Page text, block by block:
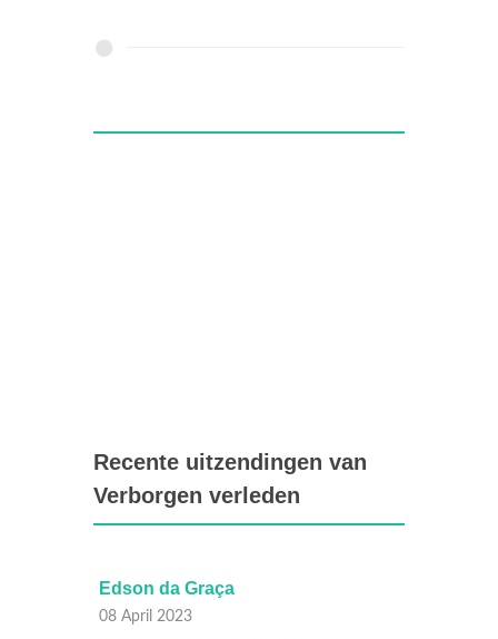
Recente uitzendingen van
Verborgen verleden
Edson da Graça
08 April 2023